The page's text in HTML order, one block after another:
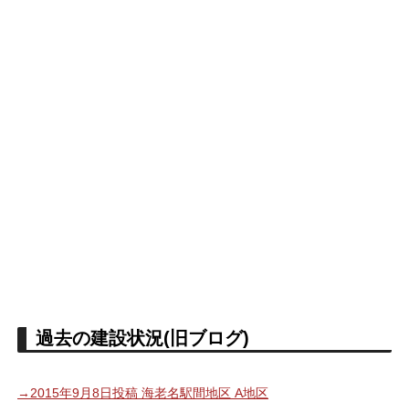
過去の建設状況(旧ブログ)
→2015年9月8日投稿 海老名駅間地区 A地区